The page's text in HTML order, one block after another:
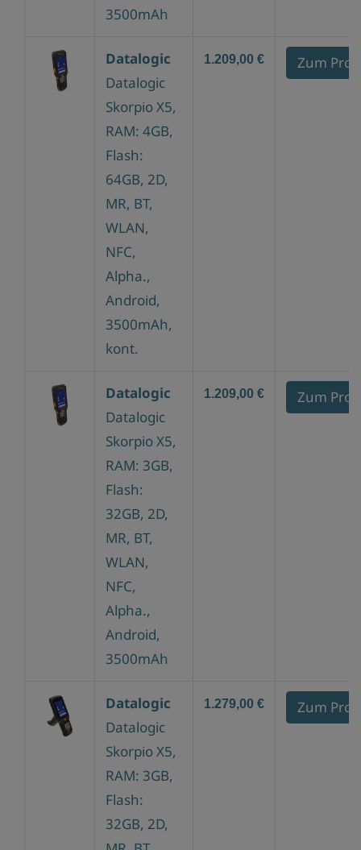
3500mAh
Datalogic
Datalogic
Skorpio X5,
RAM: 4GB,
Flash:
64GB, 2D,
MR, BT,
WLAN,
NFC,
Alpha.,
Android,
3500mAh,
kont.
1.209,00 € Zum
Datalogic
Datalogic
Skorpio X5,
RAM: 3GB,
Flash:
32GB, 2D,
MR, BT,
WLAN,
NFC,
Alpha.,
Android,
3500mAh
1.209,00 € Zum
Datalogic
Datalogic
Skorpio X5,
RAM: 3GB,
Flash:
32GB, 2D,
1.279,00 € Zum